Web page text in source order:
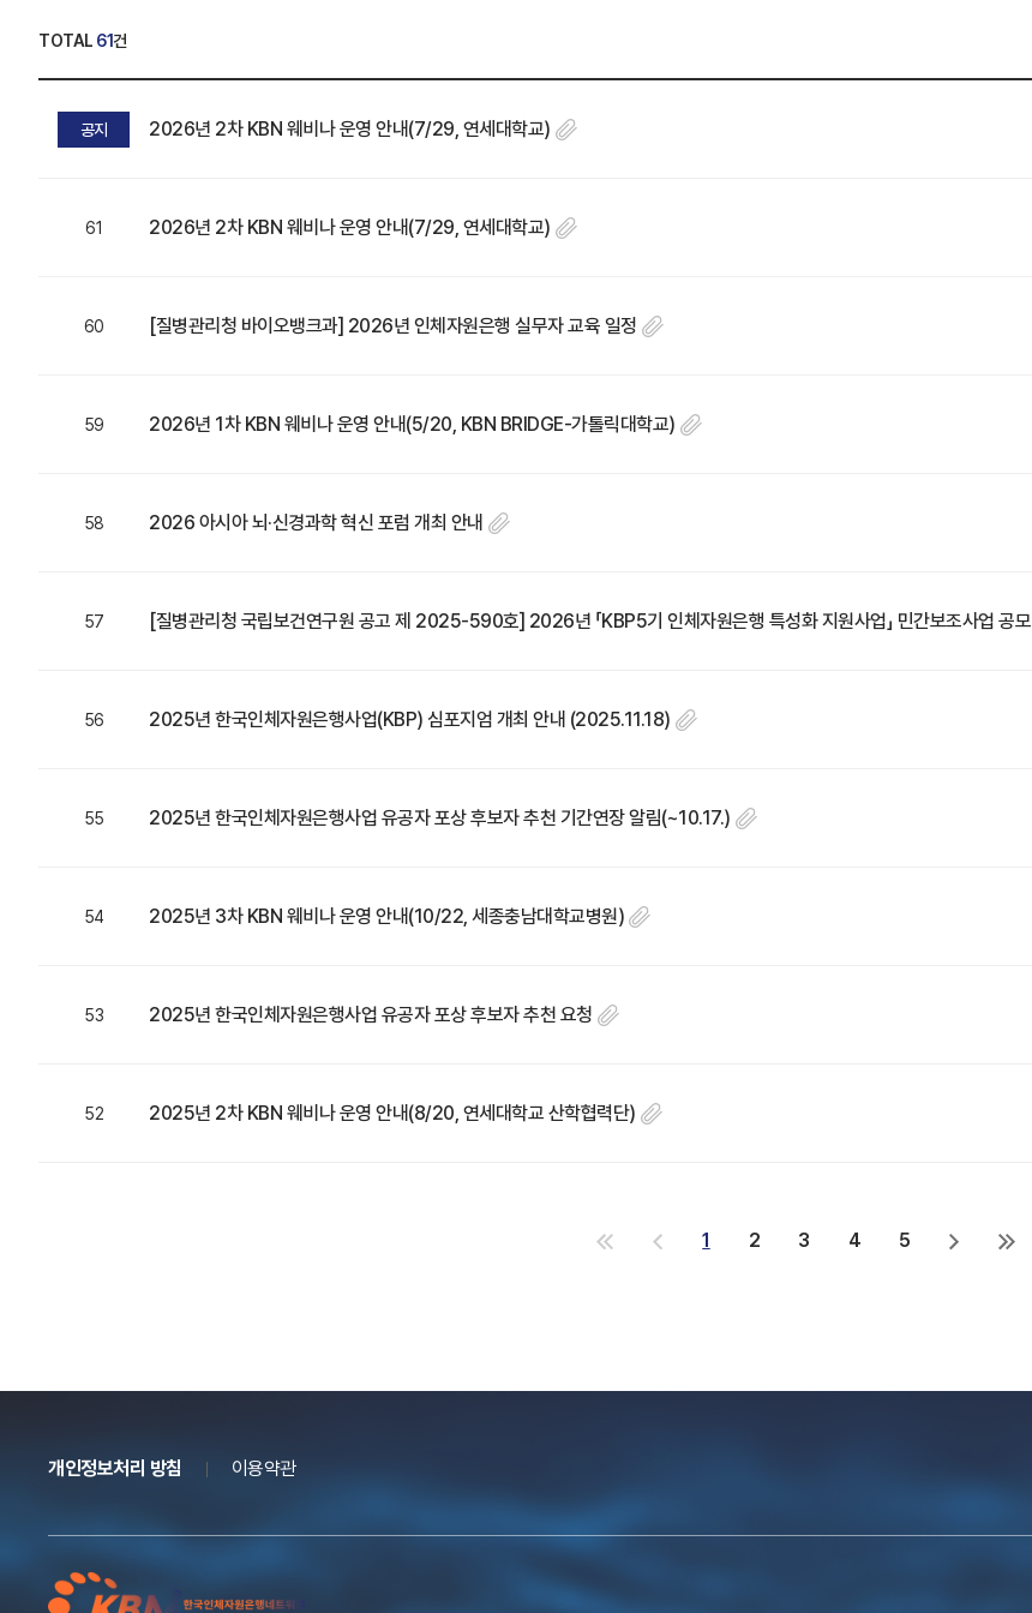
TOTAL 61건
공지 2026년 2차 KBN 웨비나 운영 안내(7/29, 연세대학교)
61 2026년 2차 KBN 웨비나 운영 안내(7/29, 연세대학교)
60 [질병관리청 바이오뱅크과] 2026년 인체자원은행 실무자 교육 일정
59 2026년 1차 KBN 웨비나 운영 안내(5/20, KBN BRIDGE-가톨릭대학교)
58 2026 아시아 뇌·신경과학 혁신 포럼 개최 안내
57 [질병관리청 국립보건연구원 공고 제 2025-590호] 2026년 「KBP5기 인체자원은행 특성화 지원사업」 민간보조사업 공모
56 2025년 한국인체자원은행사업(KBP) 심포지엄 개최 안내 (2025.11.18)
55 2025년 한국인체자원은행사업 유공자 포상 후보자 추천 기간연장 알림(~10.17.)
54 2025년 3차 KBN 웨비나 운영 안내(10/22, 세종충남대학교병원)
53 2025년 한국인체자원은행사업 유공자 포상 후보자 추천 요청
52 2025년 2차 KBN 웨비나 운영 안내(8/20, 연세대학교 산학협력단)
1 2 3 4
5
로
개인정보처리 방침 이용약관